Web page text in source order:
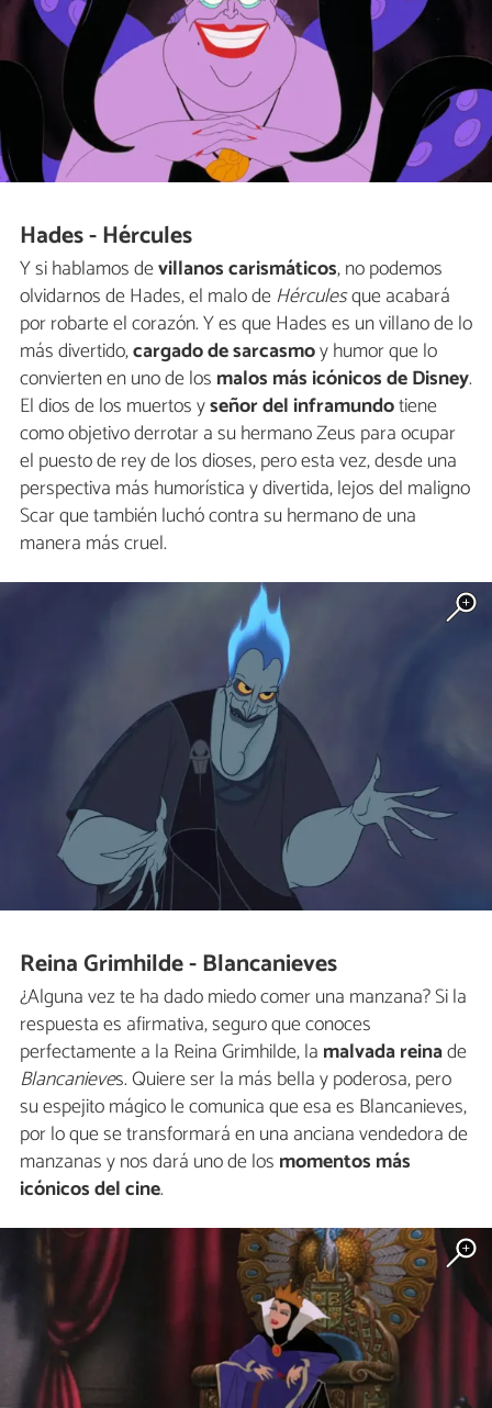
Hades - Hércules
Y si hablamos devillanos carismáticos, no podemos
olvidarnos de Hades, el malo deHérculesque acabará
por robarte el corazón. Y es que Hades es un villano de lo
más divertido,cargado de sarcasmoy humor que lo
convierten en uno de los malos más icónicos de Disney.
El dios de los muertos yseñor del inframundotiene
como objetivo derrotar a su hermano Zeus para ocupar
el puesto de rey de los dioses, pero esta vez, desde una
perspectiva más humorística y divertida, lejos del maligno
Scar que también luchó contra su hermano de una
manera más cruel.
Reina Grimhilde - Blancanieves
¿Alguna vez te ha dado miedo comer una manzana? Si la
respuesta es afirmativa, seguro que conoces
perfectamente a la Reina Grimhilde, la malvada reinade
Blancanieves. Quiere ser la más bella y poderosa, pero
su espejito mágico le comunica que esa es Blancanieves,
por lo que se transformará en una anciana vendedora de
manzanas y nos dará uno de los momentos más
icónicos del cine.